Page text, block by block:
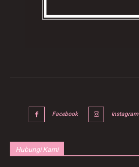
Facebook Instagram
Hubungi Kami